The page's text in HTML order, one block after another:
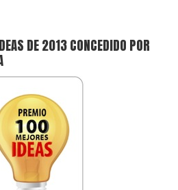
DE 2013 CONCEDIDO POR